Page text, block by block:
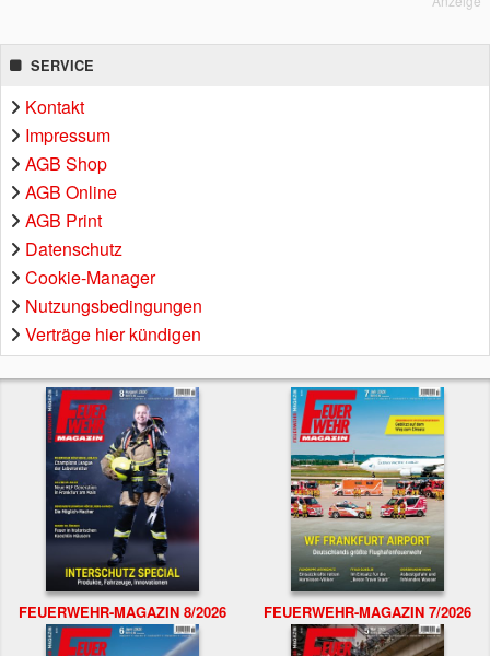
SERVICE
Kontakt
Impressum
AGB Shop
AGB Online
AGB Print
Datenschutz
Cookie-Manager
Nutzungsbedingungen
Verträge hier kündigen
FEUERWEHR-MAGAZIN 8/2026 FEUERWEHR-MAGAZIN 7/2026